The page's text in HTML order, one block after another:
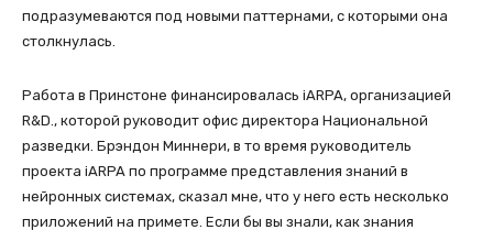
подразумеваются под новыми паттернами, с которыми она
столкнулась.
Работа в Принстоне финансировалась iARPA, организацией
R&D., которой руководит офис директора Национальной
разведки. Брэндон Миннери, в то время руководитель
проекта iARPA по программе представления знаний в
нейронных системах, сказал мне, что у него есть несколько
приложений на примете. Если бы вы знали, как знания